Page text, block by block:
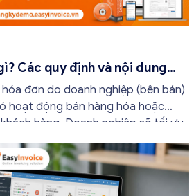
Các quy định và nội dung
đơn do doanh nghiệp (bên bán)
hoạt động bán hàng hóa hoặc
hàng. Doanh nghiệp sẽ tối ưu
được những án phạt hành
nắm rõ […]